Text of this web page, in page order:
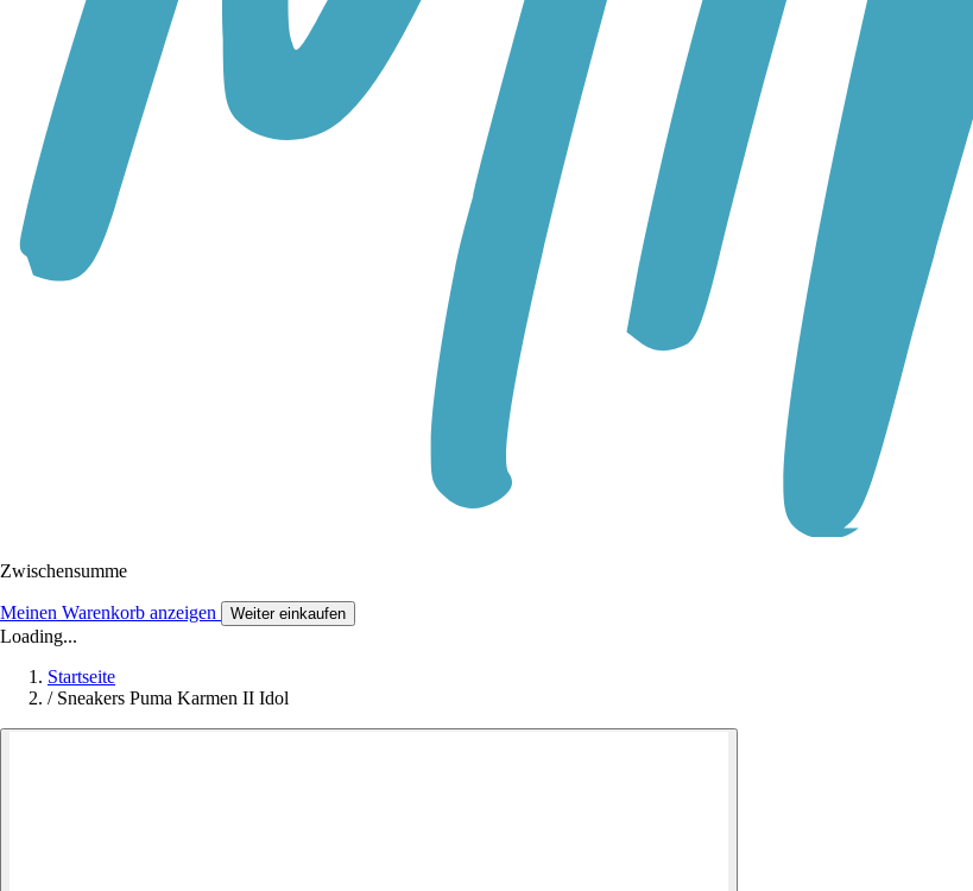
Zwischensumme
Meinen Warenkorb anzeigen Weiter einkaufen
Loading...
Startseite
/ Sneakers Puma Karmen II Idol